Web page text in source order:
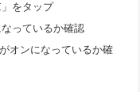
をタップ
なっているか確認
オンになっているか確